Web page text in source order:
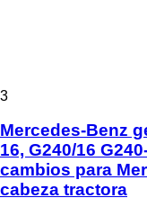
3
Mercedes-Benz
16, G240/16
cambios para
cabeza tractora